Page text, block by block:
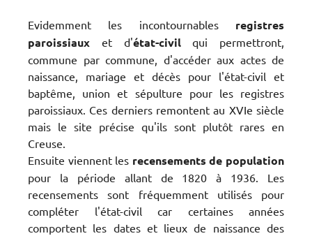
Evidemment les incontournables registres
paroissiaux et d'état-civil qui permettront,
commune par commune, d'accéder aux actes de
naissance, mariage et décès pour l'état-civil et
baptême, union et sépulture pour les registres
paroissiaux. Ces derniers remontent au XVIe siècle
mais le site précise qu'ils sont plutôt rares en
Creuse.
Ensuite viennent les recensements de population
pour la période allant de 1820 à 1936. Les
recensements sont fréquemment utilisés pour
compléter l'état-civil car certaines années
comportent les dates et lieux de naissance des